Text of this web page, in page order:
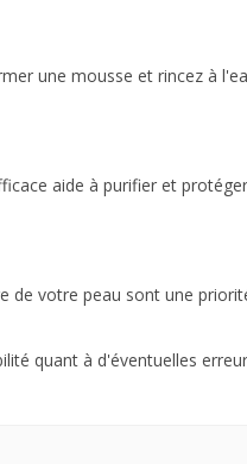
une mousse et rincez à
aide à purifier et
de votre peau sont une
quant à d'éventuelles